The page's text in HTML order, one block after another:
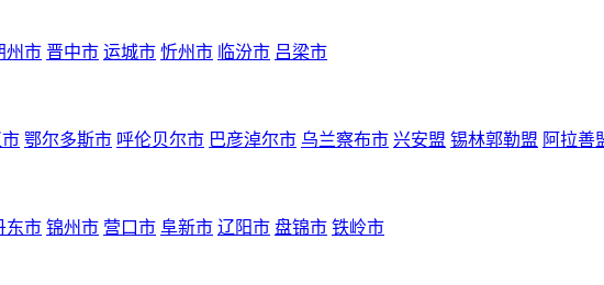
州市 晋中市 运城市 忻州市 临汾市 吕梁市
鄂尔多斯市 呼伦贝尔市 巴彦淖尔市 乌兰察布市 兴安盟 锡林郭勒盟 阿拉善
东市 锦州市 营口市 阜新市 辽阳市 盘锦市 铁岭市